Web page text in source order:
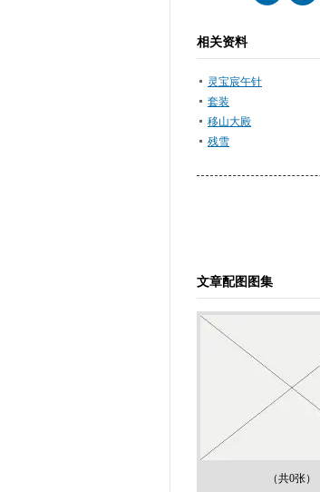
相关资料
灵宝宸午针
套装
移山大殿
残雪
文章配图图集
（共0张）